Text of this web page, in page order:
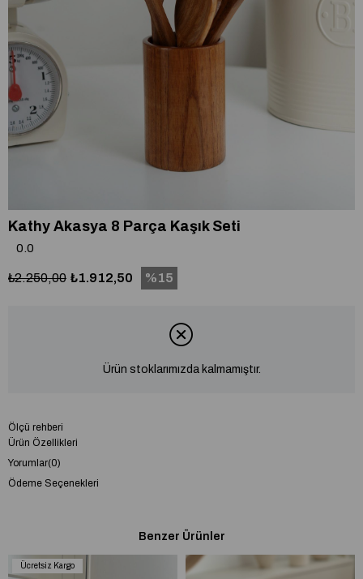
Kathy Akasya 8 Parça Kaşık Seti
0.0
₺2.250,00 ₺1.912,50 15
Ürün stoklarımızda kalmamıştır.
Ölçü rehberi
Ürün Özellikleri
Yorumlar(0)
Ödeme Seçenekleri
Benzer Ürünler
Ücretsiz Kargo